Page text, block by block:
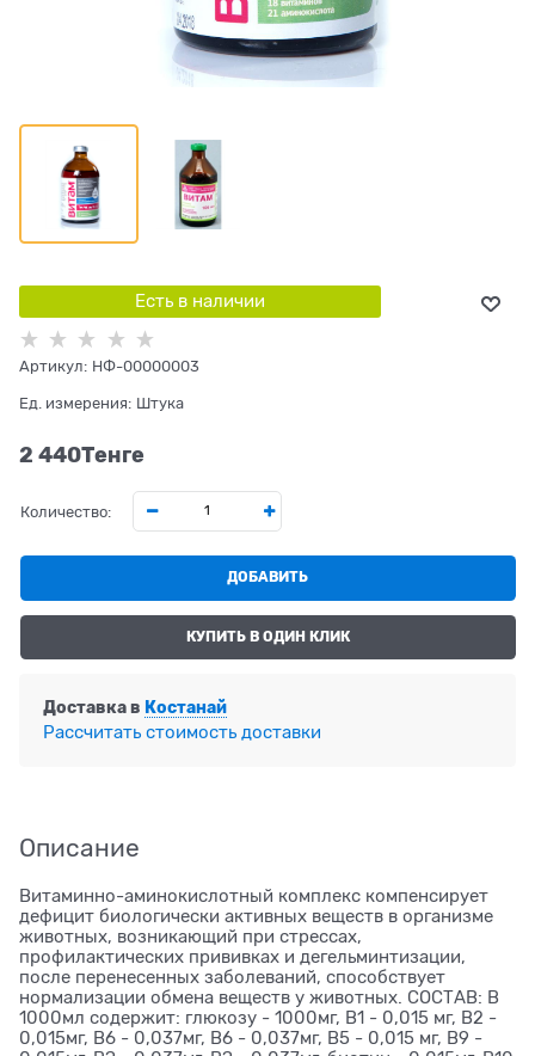
Есть в наличии
Артикул: НФ-00000003
Ед. измерения: Штука
2 440Tенге
Количество:
ДОБАВИТЬ
КУПИТЬ В ОДИН КЛИК
Доставка в Костанай
Рассчитать стоимость доставки
Описание
Витаминно-аминокислотный комплекс компенсирует
дефицит биологически активных веществ в организме
животных, возникающий при стрессах,
профилактических прививках и дегельминтизации,
после перенесенных заболеваний, способствует
нормализации обмена веществ у животных. СОСТАВ: В
1000мл содержит: глюкозу - 1000мг, В1 - 0,015 мг, В2 -
0,015мг, В6 - 0,037мг, В6 - 0,037мг, В5 - 0,015 мг, В9 -